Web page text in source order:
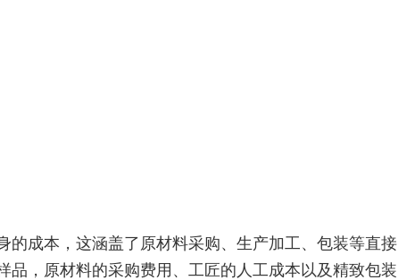
成本，这涵盖了原材料采购、生产加工、包装等直接
品，原材料的采购费用、工匠的人工成本以及精致包装